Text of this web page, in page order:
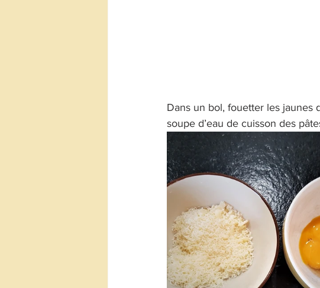
Dans un bol, fouetter les jaunes
soupe d’eau de cuisson des